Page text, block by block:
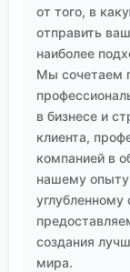
от того, в
отправить
наиболее
Мы сочетаем
в бизнесе и
клиента,
компанией в
нашему опыту
создания
мира.